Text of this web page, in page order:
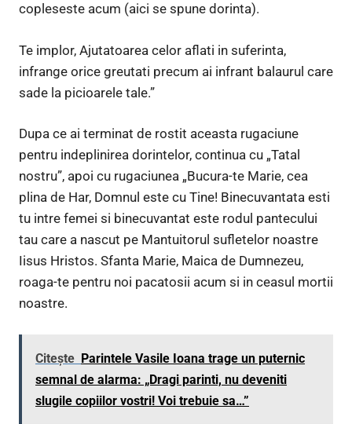
copleseste acum (aici se spune dorinta).
Te implor, Ajutatoarea celor aflati in suferinta,
infrange orice greutati precum ai infrant balaurul care
sade la picioarele tale.”
Dupa ce ai terminat de rostit aceasta rugaciune
pentru indeplinirea dorintelor, continua cu „Tatal
nostru”, apoi cu rugaciunea „Bucura-te Marie, cea
plina de Har, Domnul este cu Tine! Binecuvantata esti
tu intre femei si binecuvantat este rodul pantecului
tau care a nascut pe Mantuitorul sufletelor noastre
Iisus Hristos. Sfanta Marie, Maica de Dumnezeu,
roaga-te pentru noi pacatosii acum si in ceasul mortii
noastre.
Citește Parintele Vasile Ioana trage un puternic
semnal de alarma: „Dragi parinti, nu deveniti
slugile copiilor vostri! Voi trebuie sa…”